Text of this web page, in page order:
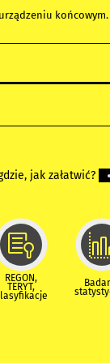
jak załatwić?
REGON,
TERYT,